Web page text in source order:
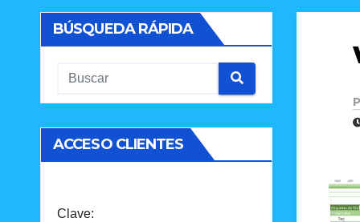
BÚSQUEDA RÁPIDA
ACCESO CLIENTES
Clave: